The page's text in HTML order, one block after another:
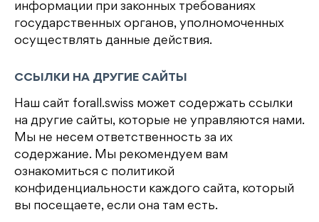
информации при законных требованиях
государственных органов, уполномоченных
осуществлять данные действия.
ССЫЛКИ НА ДРУГИЕ САЙТЫ
Наш сайт forall.swiss может содержать ссылки
на другие сайты, которые не управляются нами.
Мы не несем ответственность за их
содержание. Мы рекомендуем вам
ознакомиться с политикой
конфиденциальности каждого сайта, который
вы посещаете, если она там есть.